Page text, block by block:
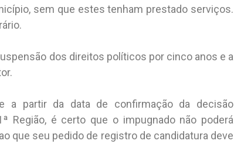
sem que estes tenham prestado serviços.
dos direitos políticos por cinco anos e a
a partir da data de confirmação da decisão
Região, é certo que o impugnado não poderá
que seu pedido de registro de candidatura deve